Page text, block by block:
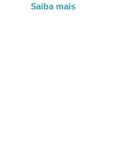
Saiba mais